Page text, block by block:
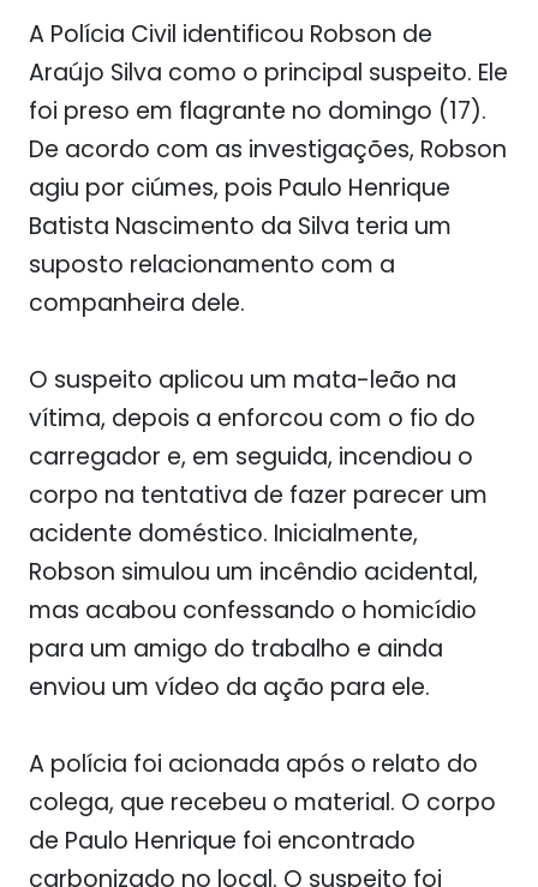
A Polícia Civil identificou Robson de
Araújo Silva como o principal suspeito. Ele
foi preso em flagrante no domingo (17).
De acordo com as investigações, Robson
agiu por ciúmes, pois Paulo Henrique
Batista Nascimento da Silva teria um
suposto relacionamento com a
companheira dele.
O suspeito aplicou um mata-leão na
vítima, depois a enforcou com o fio do
carregador e, em seguida, incendiou o
corpo na tentativa de fazer parecer um
acidente doméstico. Inicialmente,
Robson simulou um incêndio acidental,
mas acabou confessando o homicídio
para um amigo do trabalho e ainda
enviou um vídeo da ação para ele.
A polícia foi acionada após o relato do
colega, que recebeu o material. O corpo
de Paulo Henrique foi encontrado
carbonizado no local. O suspeito foi